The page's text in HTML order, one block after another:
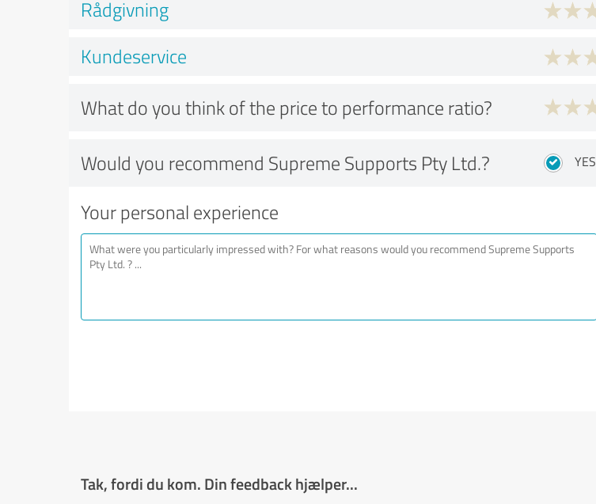
Rådgivning
Kundeservice
What do you think of the price to performance ratio?
Would you recommend Supreme Supports Pty Ltd.? YES
Your personal experience
Tak, fordi du kom. Din feedback hjælper...